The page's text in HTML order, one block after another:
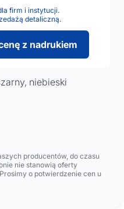
firm i instytucji.
detaliczną.
z nadrukiem
niebieski
producentów, do czasu
nie stanowią oferty
o potwierdzenie cen u